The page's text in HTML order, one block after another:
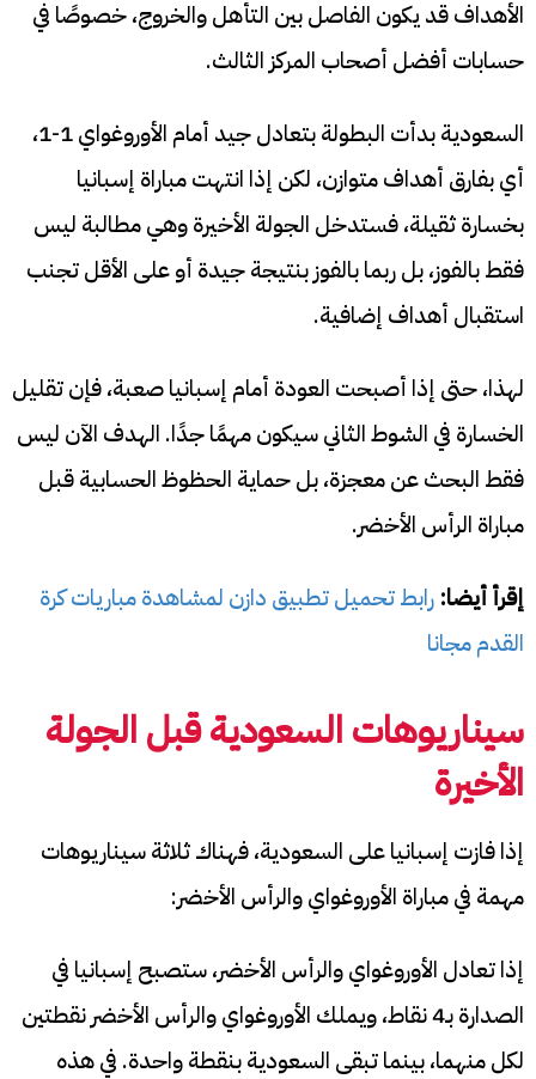
الأهداف قد يكون الفاصل بين التأهل والخروج، خصوصًا في
حسابات أفضل أصحاب المركز الثالث.
السعودية بدأت البطولة بتعادل جيد أمام الأوروغواي 1-1،
أي بفارق أهداف متوازن، لكن إذا انتهت مباراة إسبانيا
بخسارة ثقيلة، فستدخل الجولة الأخيرة وهي مطالبة ليس
فقط بالفوز، بل ربما بالفوز بنتيجة جيدة أو على الأقل تجنب
استقبال أهداف إضافية.
لهذا، حتى إذا أصبحت العودة أمام إسبانيا صعبة، فإن تقليل
الخسارة في الشوط الثاني سيكون مهمًا جدًا. الهدف الآن ليس
فقط البحث عن معجزة، بل حماية الحظوظ الحسابية قبل
مباراة الرأس الأخضر.
إقرأ أيضا: رابط تحميل تطبيق دازن لمشاهدة مباريات كرة
القدم مجانا
سيناريوهات السعودية قبل الجولة
الأخيرة
إذا فازت إسبانيا على السعودية، فهناك ثلاثة سيناريوهات
مهمة في مباراة الأوروغواي والرأس الأخضر:
إذا تعادل الأوروغواي والرأس الأخضر، ستصبح إسبانيا في
الصدارة بـ4 نقاط، ويملك الأوروغواي والرأس الأخضر نقطتين
لكل منهما، بينما تبقى السعودية بنقطة واحدة. في هذه